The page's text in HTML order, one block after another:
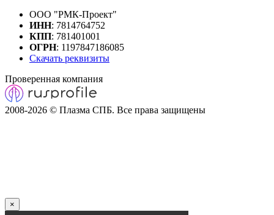
ООО "РМК-Проект"
ИНН: 7814764752
КПП: 781401001
ОГРН: 1197847186085
Скачать реквизиты
Проверенная компания
2008-2026 © Плазма СПБ. Все права защищены
×